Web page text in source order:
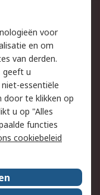
veiligheid
voor
en om
van derden.
geeft u
essentiële
door te klikken op
u op "Alles
functies
cookiebeleid